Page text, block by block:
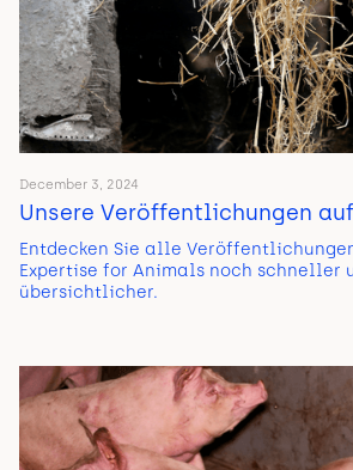
December 3, 2024
Unsere Veröffentlichungen
Entdecken Sie alle
Expertise for Animals noch schneller
übersichtlicher.